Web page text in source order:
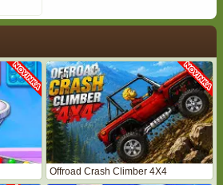
Offroad Crash Climber 4X4